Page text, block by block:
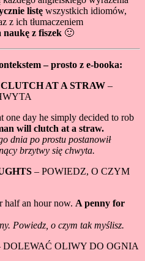
listę wszystkich idiomów,
z ich tłumaczeniem
naukę z fiszek 🙂
– prosto z e-booka:
AT A STRAW –
one day he simply decided to rob
will clutch at a straw.
dnia po prostu postanowił
brzytwy się chwyta.
– POWIEDZ, O CZYM
half an hour now. A penny for
Powiedz, o czym tak myślisz.
DOLEWAĆ OLIWY DO OGNIA